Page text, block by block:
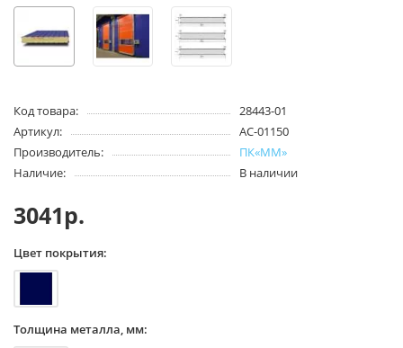
Код товара:
28443-01
Артикул:
AC-01150
Производитель:
ПК«ММ»
Наличие:
В наличии
3041р.
Цвет покрытия:
Толщина металла, мм: